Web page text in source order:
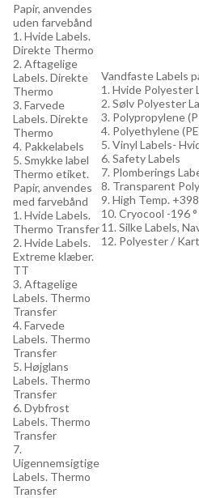
Papir, anvendes
uden farvebånd
1. Hvide Labels.
Direkte Thermo
2. Aftagelige
Labels. Direkte
Thermo
3. Farvede
Labels. Direkte
Thermo
4. Pakkelabels
5. Smykke label
Thermo etiket.
Papir, anvendes
med farvebånd
1. Hvide Labels.
Thermo Transfer
2. Hvide Labels.
Extreme klæber.
TT
3. Aftagelige
Labels. Thermo
Transfer
4. Farvede
Labels. Thermo
Transfer
5. Højglans
Labels. Thermo
Transfer
6. Dybfrost
Labels. Thermo
Transfer
7.
Uigennemsigtige
Labels. Thermo
Transfer
Vandfaste Labels
1. Hvide Polyester
2. Sølv Polyester
3. Polypropylene
4. Polyethylene
5. Vinyl Labels-
6. Safety Labels
7. Plomberings
8. Transparent
9. High Temp. +398
10. Cryocool -196 °
11. Silke Labels,
12. Polyester /